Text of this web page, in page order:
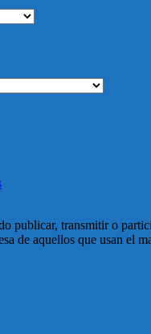
publicar, transmitir o
de aquellos que usan el